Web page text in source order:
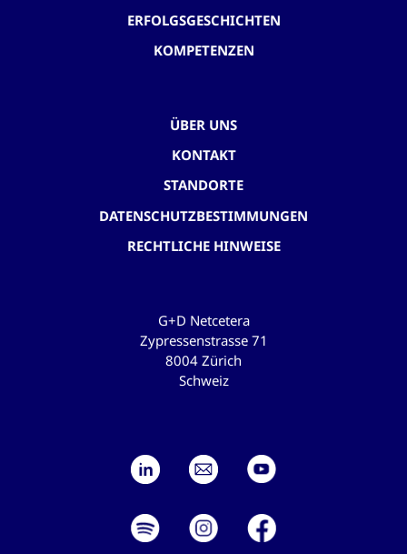
ERFOLGSGESCHICHTEN
KOMPETENZEN
ÜBER UNS
KONTAKT
STANDORTE
DATENSCHUTZBESTIMMUNGEN
RECHTLICHE HINWEISE
G+D Netcetera
Zypressenstrasse 71
8004 Zürich
Schweiz